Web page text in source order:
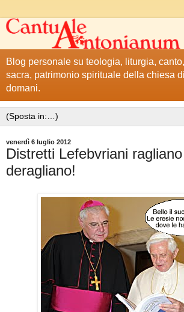
Blog personale su teologia, liturgia,
sacra, patrimonio spirituale della chiesa
domani.
venerdì 6 luglio 2012
Distretti Lefebvriani
deragliano!